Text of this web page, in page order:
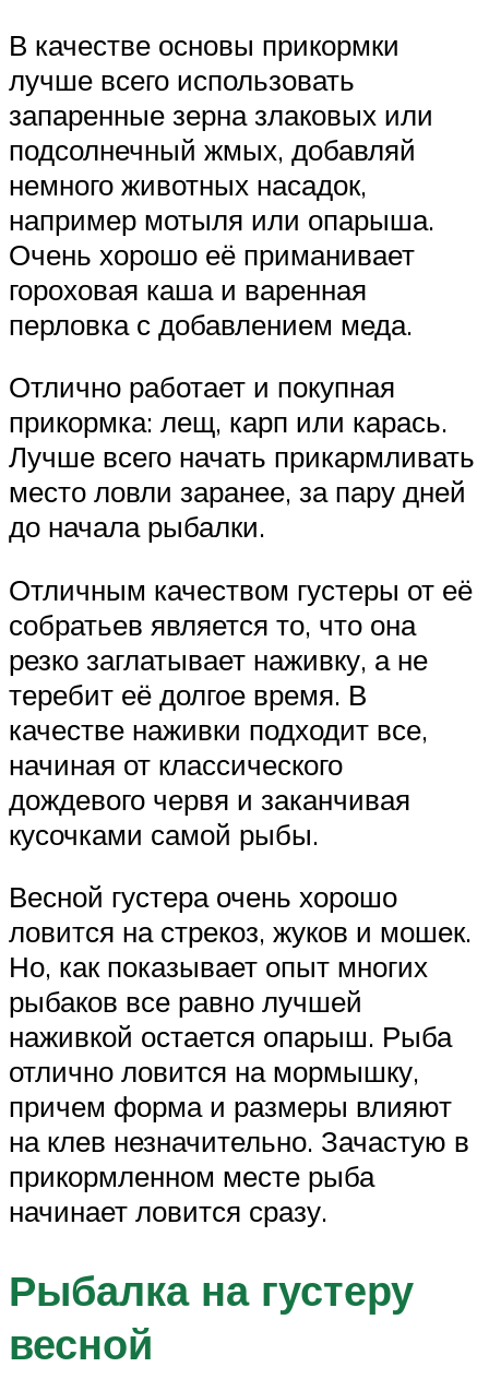
В качестве основы прикормки
лучше всего использовать
запаренные зерна злаковых или
подсолнечный жмых, добавляй
немного животных насадок,
например мотыля или опарыша.
Очень хорошо её приманивает
гороховая каша и варенная
перловка с добавлением меда.
Отлично работает и покупная
прикормка: лещ, карп или карась.
Лучше всего начать прикармливать
место ловли заранее, за пару дней
до начала рыбалки.
Отличным качеством густеры от её
собратьев является то, что она
резко заглатывает наживку, а не
теребит её долгое время. В
качестве наживки подходит все,
начиная от классического
дождевого червя и заканчивая
кусочками самой рыбы.
Весной густера очень хорошо
ловится на стрекоз, жуков и мошек.
Но, как показывает опыт многих
рыбаков все равно лучшей
наживкой остается опарыш. Рыба
отлично ловится на мормышку,
причем форма и размеры влияют
на клев незначительно. Зачастую в
прикормленном месте рыба
начинает ловится сразу.
Рыбалка на густеру
весной